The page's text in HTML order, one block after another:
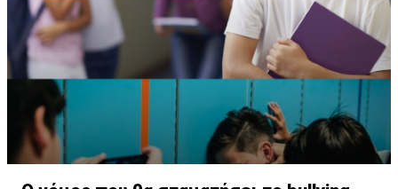
ευκαιρίες κοινωνικοποίησης.